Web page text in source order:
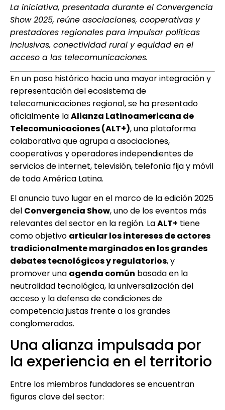
La iniciativa, presentada durante el Convergencia
Show 2025, reúne asociaciones, cooperativas y
prestadores regionales para impulsar políticas
inclusivas, conectividad rural y equidad en el
acceso a las telecomunicaciones.
En un paso histórico hacia una mayor integración y
representación del ecosistema de
telecomunicaciones regional, se ha presentado
oficialmente laAlianza Latinoamericana de
Telecomunicaciones (ALT+), una plataforma
colaborativa que agrupa a asociaciones,
cooperativas y operadores independientes de
servicios de internet, televisión, telefonía fija y móvil
de toda América Latina.
El anuncio tuvo lugar en el marco de la edición 2025
del Convergencia Show, uno de los eventos más
relevantes del sector en la región. LaALT+ tiene
como objetivo articular los intereses de actores
tradicionalmente marginados en los grandes
debates tecnológicos y regulatorios, y
promover una agenda común basada en la
neutralidad tecnológica, la universalización del
acceso y la defensa de condiciones de
competencia justas frente a los grandes
conglomerados.
Una alianza impulsada por
la experiencia en el territorio
Entre los miembros fundadores se encuentran
figuras clave del sector: